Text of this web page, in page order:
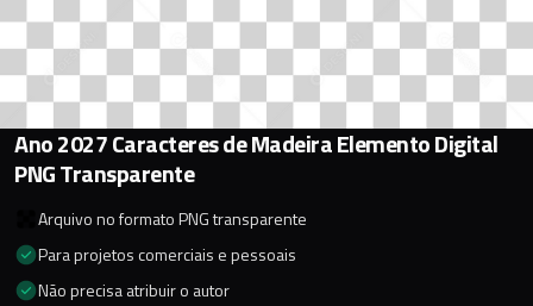
Ano 2027 Caracteres de Madeira Elemento Digital
PNG Transparente
Arquivo no formato PNG transparente
Para projetos comerciais e pessoais
Não precisa atribuir o autor